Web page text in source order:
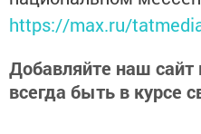
https://max.ru/
Добавляйте наш сайт
всегда быть в курсе